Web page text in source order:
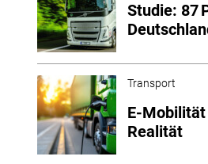
Studie: 87
Transport
E-
Realität